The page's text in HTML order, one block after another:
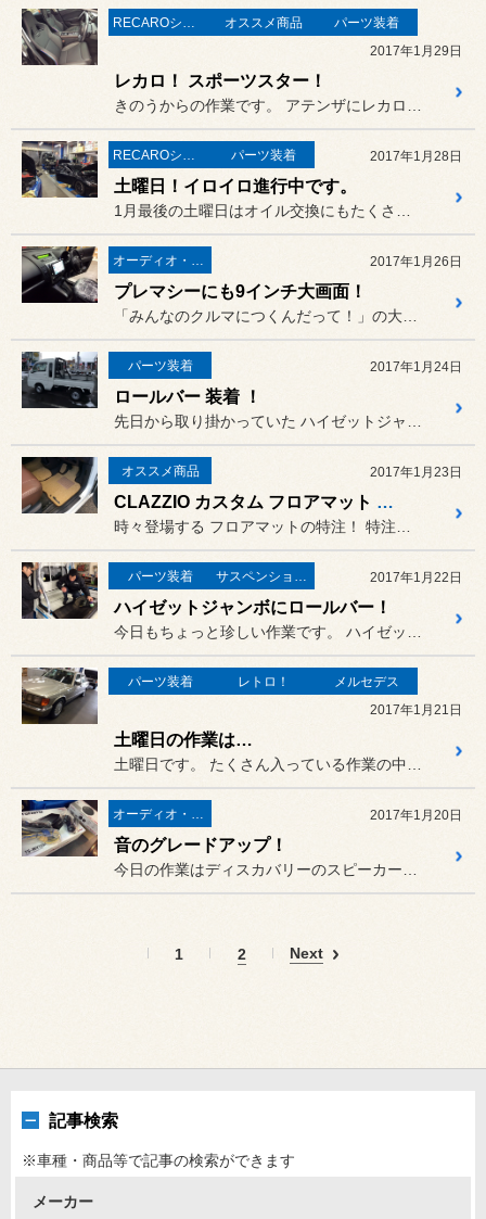
RECAROシート オススメ商品
パーツ装着
2017年1月29日
レカロ！ スポーツスター！
RECAROシート パーツ装着 2017年1月28日
土曜日！イロイロ進行中です。
オーディオ・ナビ関連 2017年1月26日
プレマシーにも9インチ大画面！
パーツ装着 2017年1月24日
ロールバー 装着 ！
オススメ商品 2017年1月23日
CLAZZIO カスタム フロアマット で気分一新！
パーツ装着 サスペンション・ボディ関連 2017年1月22日
ハイゼットジャンボにロールバー！
パーツ装着 レトロ！
メルセデス
2017年1月21日
土曜日の作業は…
オーディオ・ナビ関連 2017年1月20日
音のグレードアップ！
1 2 Next
記事検索
※車種・商品等で記事の検索ができます
メーカー